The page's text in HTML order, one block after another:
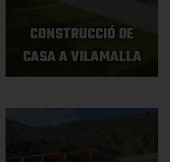
CONSTRUCCIÓ DE
CASA A VILAMALLA